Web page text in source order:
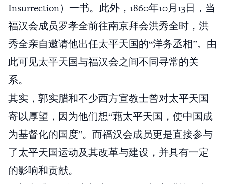
Insurrection）一书。此外，1860年10月13日，当
福汉会成员罗孝全前往南京拜会洪秀全时，洪
秀全亲自邀请他出任太平天国的“洋务丞相”。由
此可见太平天国与福汉会之间不同寻常的关
系。
其实，郭实腊和不少西方宣教士曾对太平天国
寄以厚望，因为他们想“藉太平天国，使中国成
为基督化的国度”。而福汉会成员更是直接参与
了太平天国运动及其改革与建设，并具有一定
的影响和贡献。